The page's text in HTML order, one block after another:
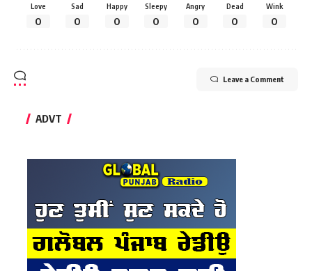
Love
0
Sad
0
Happy
0
Sleepy
0
Angry
0
Dead
0
Wink
0
Leave a Comment
ADVT